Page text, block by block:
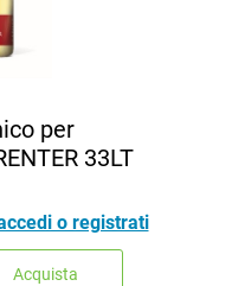
per
33LT
o registrati
Acquista